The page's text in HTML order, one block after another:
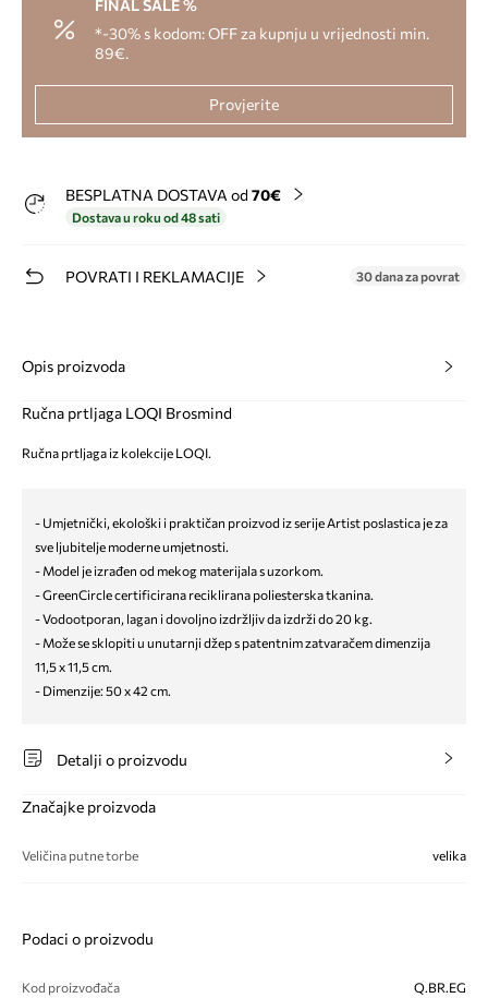
FINAL SALE %
*-30% s kodom: OFF za kupnju u vrijednosti min.
89€.
Provjerite
BESPLATNA DOSTAVA od 70€
Dostava u roku od 48 sati
POVRATI I REKLAMACIJE 30 dana za povrat
Opis proizvoda
Ručna prtljaga LOQI Brosmind
Ručna prtljaga iz kolekcije LOQI.
- Umjetnički, ekološki i praktičan proizvod iz serije Artist poslastica je za
sve ljubitelje moderne umjetnosti.
- Model je izrađen od mekog materijala s uzorkom.
- GreenCircle certificirana reciklirana poliesterska tkanina.
- Vodootporan, lagan i dovoljno izdržljiv da izdrži do 20 kg.
- Može se sklopiti u unutarnji džep s patentnim zatvaračem dimenzija
11,5 x 11,5 cm.
- Dimenzije: 50 x 42 cm.
Detalji o proizvodu
Značajke proizvoda
Veličina putne torbe velika
Podaci o proizvodu
Kod proizvođača Q.BR.EG